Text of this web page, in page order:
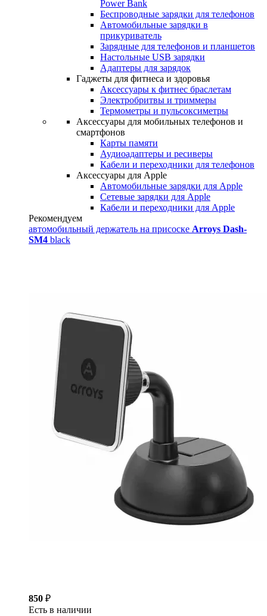
Power Bank
Беспроводные зарядки для телефонов
Автомобильные зарядки в
прикуриватель
Зарядные для телефонов и планшетов
Настольные USB зарядки
Адаптеры для зарядок
Гаджеты для фитнеса и здоровья
Аксессуары к фитнес браслетам
Электробритвы и триммеры
Термометры и пульсоксиметры
Аксессуары для мобильных телефонов и
смартфонов
Карты памяти
Аудиоадаптеры и ресиверы
Кабели и переходники для телефонов
Аксессуары для Apple
Автомобильные зарядки для Apple
Сетевые зарядки для Apple
Кабели и переходники для Apple
Рекомендуем
автомобильный держатель на присоске Arroys Dash-
SM4 black
850 ₽
Есть в наличии